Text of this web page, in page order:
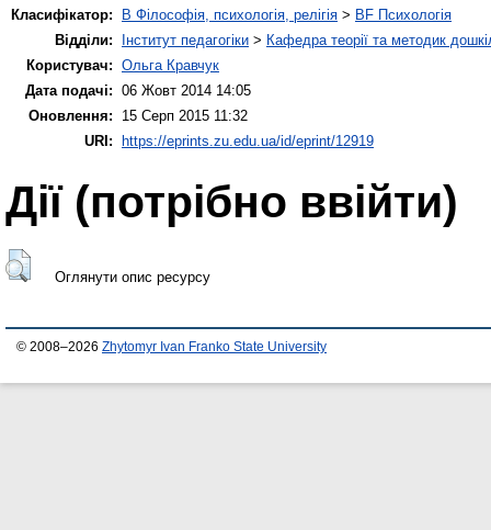
Класифікатор:
B Філософія, психологія, релігія > BF Психологія
Відділи:
Інститут педагогіки > Кафедра теорії та методик
Користувач: Ольга Кравчук
Дата подачі: 06 Жовт 2014 14:05
Оновлення:
15 Серп 2015 11:32
URI:
https://eprints.zu.edu.ua/id/eprint/12919
Дії ​​(потрібно ввійти)
Оглянути опис ресурсу
© 2008–2026 Zhytomyr Ivan Franko State University